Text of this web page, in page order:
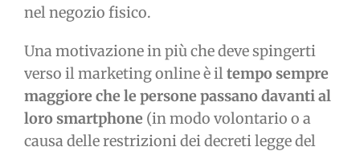
nel negozio fisico.
Una motivazione in più che deve spingerti
verso il marketing online è iltempo sempre
maggiore che le persone passano davanti al
loro smartphone (in modo volontario o a
causa delle restrizioni dei decreti legge del